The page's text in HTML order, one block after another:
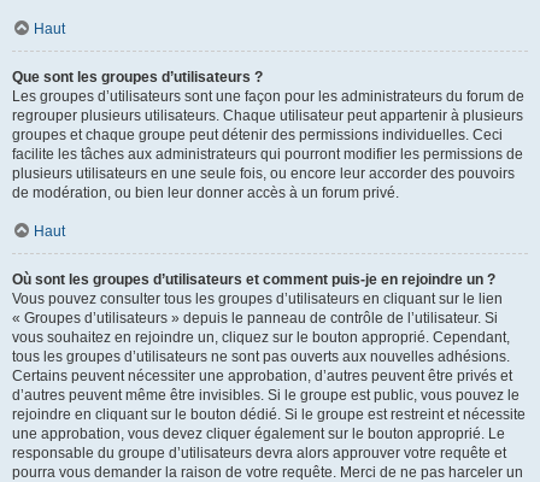
Haut
Que sont les groupes d’utilisateurs ?
Les groupes d’utilisateurs sont une façon pour les administrateurs du forum de
regrouper plusieurs utilisateurs. Chaque utilisateur peut appartenir à plusieurs
groupes et chaque groupe peut détenir des permissions individuelles. Ceci
facilite les tâches aux administrateurs qui pourront modifier les permissions de
plusieurs utilisateurs en une seule fois, ou encore leur accorder des pouvoirs
de modération, ou bien leur donner accès à un forum privé.
Haut
Où sont les groupes d’utilisateurs et comment puis-je en rejoindre un ?
Vous pouvez consulter tous les groupes d’utilisateurs en cliquant sur le lien
« Groupes d’utilisateurs » depuis le panneau de contrôle de l’utilisateur. Si
vous souhaitez en rejoindre un, cliquez sur le bouton approprié. Cependant,
tous les groupes d’utilisateurs ne sont pas ouverts aux nouvelles adhésions.
Certains peuvent nécessiter une approbation, d’autres peuvent être privés et
d’autres peuvent même être invisibles. Si le groupe est public, vous pouvez le
rejoindre en cliquant sur le bouton dédié. Si le groupe est restreint et nécessite
une approbation, vous devez cliquer également sur le bouton approprié. Le
responsable du groupe d’utilisateurs devra alors approuver votre requête et
pourra vous demander la raison de votre requête. Merci de ne pas harceler un